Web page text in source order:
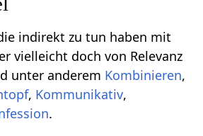
indirekt zu tun haben mit
unter anderem
,
Kochtopf‏‎,
,
.